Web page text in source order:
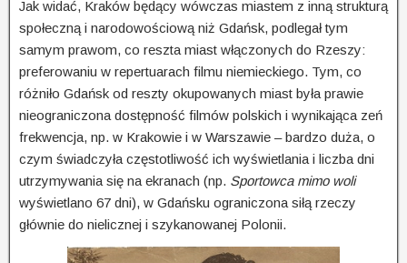
Jak widać, Kraków będący wówczas miastem z inną strukturą
społeczną i narodowościową niż Gdańsk, podlegał tym
samym prawom, co reszta miast włączonych do Rzeszy:
prefero­waniu w repertuarach filmu niemieckiego. Tym, co
różniło Gdańsk od reszty okupowanych miast była prawie
nieograniczona dostępność filmów polskich i wynikająca zeń
frekwencja, np. w Krakowie i w Warszawie – bardzo duża, o
czym świadczyła częstotliwość ich wyświet­lania i liczba dni
utrzymywania się na ekranach (np. Sportowca mimo woli
wyświet­lano 67 dni), w Gdańsku ograniczona siłą rzeczy
głównie do nielicznej i szyka­no­wa­nej Polonii.